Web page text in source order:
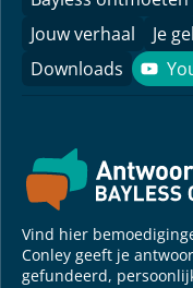
Jouw verhaal
Je
Downloads
Vind hier
Conley geeft je
gefundeerd,